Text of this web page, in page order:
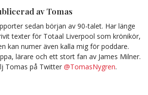
av Tomas
sedan början av 90-talet. Har länge
texter för Totaal Liverpool som krönikör,
kan numer även kalla mig för poddare.
lärare och ett stort fan av James Milner.
Tomas på Twitter @TomasNygren.